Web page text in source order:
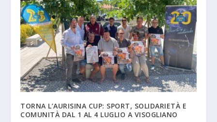
TORNA L’AURISINA CUP: SPORT, SOLIDARIETÀ E
COMUNITÀ DAL 1 AL 4 LUGLIO A VISOGLIANO